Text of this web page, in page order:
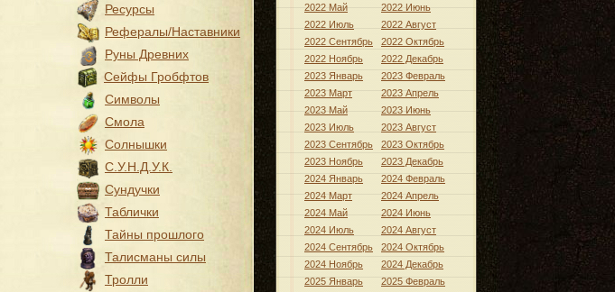
Ресурсы
Рефералы/Наставники
Руны Древних
Сейфы Гробфтов
Символы
Смола
Солнышки
С.У.Н.Д.У.К.
Сундучки
Таблички
Тайны прошлого
Талисманы силы
Тролли
2022 Май
2022 Июнь
2022 Июль
2022 Август
2022 Сентябрь
2022 Октябрь
2022 Ноябрь
2022 Декабрь
2023 Январь
2023 Февраль
2023 Март
2023 Апрель
2023 Май
2023 Июнь
2023 Июль
2023 Август
2023 Сентябрь
2023 Октябрь
2023 Ноябрь
2023 Декабрь
2024 Январь
2024 Февраль
2024 Март
2024 Апрель
2024 Май
2024 Июнь
2024 Июль
2024 Август
2024 Сентябрь
2024 Октябрь
2024 Ноябрь
2024 Декабрь
2025 Январь
2025 Февраль